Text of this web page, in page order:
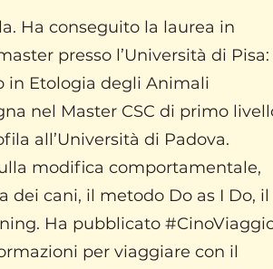
Ha conseguito la laurea in
presso l’Università di Pisa:
in Etologia degli Animali
nel Master CSC di primo
all’Università di Padova.
modifica comportamentale,
dei cani, il metodo Do as I Do, il
Ha pubblicato
per viaggiare con il